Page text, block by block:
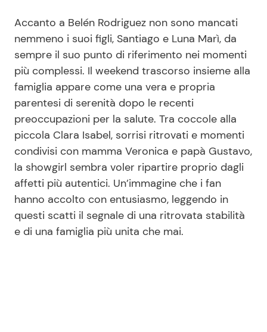
Accanto a Belén Rodriguez non sono mancati
nemmeno i suoi figli, Santiago e Luna Marì, da
sempre il suo punto di riferimento nei momenti
più complessi. Il weekend trascorso insieme alla
famiglia appare come una vera e propria
parentesi di serenità dopo le recenti
preoccupazioni per la salute. Tra coccole alla
piccola Clara Isabel, sorrisi ritrovati e momenti
condivisi con mamma Veronica e papà Gustavo,
la showgirl sembra voler ripartire proprio dagli
affetti più autentici. Un’immagine che i fan
hanno accolto con entusiasmo, leggendo in
questi scatti il segnale di una ritrovata stabilità
e di una famiglia più unita che mai.